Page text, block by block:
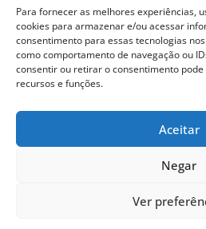
Para fornecer as melhores experiências,
cookies para armazenar e/ou acessar
consentimento para essas tecnologias
como comportamento de navegação ou
consentir ou retirar o consentimento
recursos e funções.
Aceitar
Negar
Ver
Guarani - CEP: 04310-060 -
E-mail:
Website:
2026Portal